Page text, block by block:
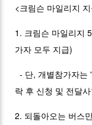
<크림슨 마일리지
1. 크림슨 마일리지
가자 모두 지급)
- 단, 개별참가자는
락 후 신청 및 전달
2. 되돌아오는 버스